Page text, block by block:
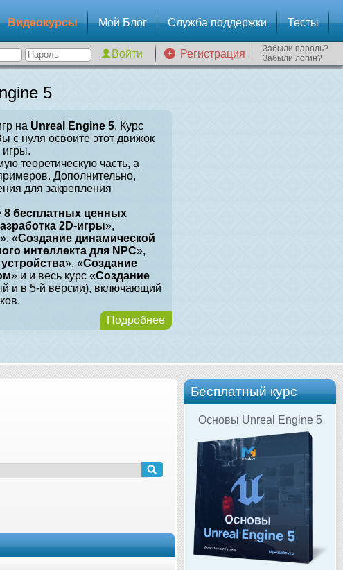
Видеокурсы Мой Блог Служба поддержки Тесты
Регистрация
Забыли пароль?
Забыли логин?
5
на Unreal Engine 5. Курс
с нуля освоите этот движок
теоретическую часть, а
Дополнительно,
для закрепления
8 бесплатных ценных
2D-игры»,
», «Создание динамической
интеллекта для NPC»,
», «Создание
» и и весь курс «Создание
и в 5-й версии), включающий
Подробнее
Бесплатный курс
Основы Unreal Engine 5